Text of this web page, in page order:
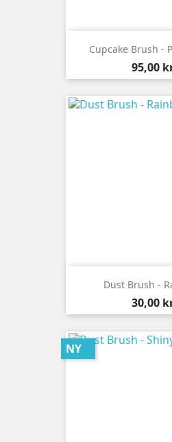
Cupcake Brush -
Pris
95,00
Dust Brush -
Pris
30,00
NY